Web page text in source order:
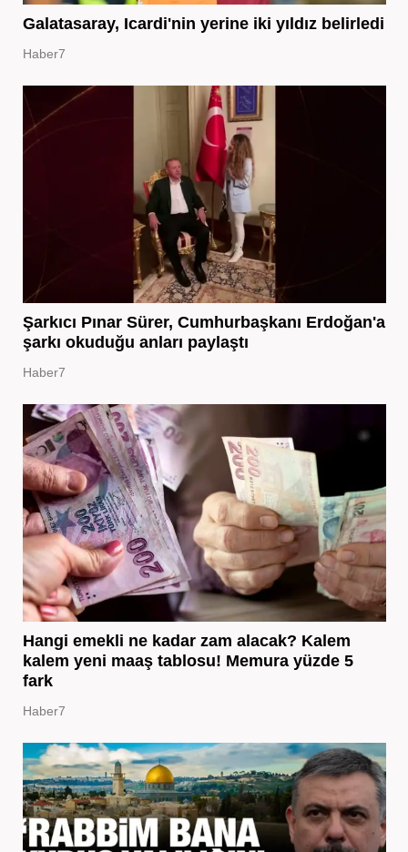
Galatasaray, Icardi'nin yerine iki yıldız belirledi
Haber7
Şarkıcı Pınar Sürer, Cumhurbaşkanı Erdoğan'a
şarkı okuduğu anları paylaştı
Haber7
Hangi emekli ne kadar zam alacak? Kalem
kalem yeni maaş tablosu! Memura yüzde 5
fark
Haber7